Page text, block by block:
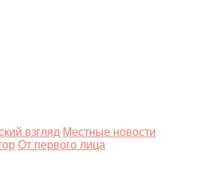
взгляд Местные новости
От первого лица